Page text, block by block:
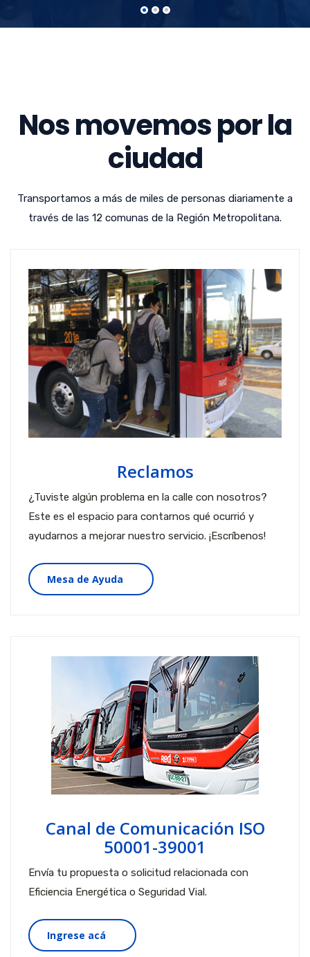
Nos movemos por la
ciudad
Transportamos a más de miles de personas diariamente a
través de las 12 comunas de la Región Metropolitana.
Reclamos
¿Tuviste algún problema en la calle con nosotros?
Este es el espacio para contarnos qué ocurrió y
ayudarnos a mejorar nuestro servicio. ¡Escríbenos!
Mesa de Ayuda
Canal de Comunicación ISO
50001-39001
Envía tu propuesta o solicitud relacionada con
Eficiencia Energética o Seguridad Vial.
Ingrese acá